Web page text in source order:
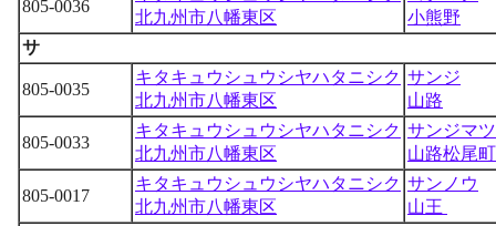
805-0036
北九州市八幡東区
小熊野
サ
805-0035
キタキュウシュウシヤハタニシク
北九州市八幡東区
サンジ
山路
805-0033
キタキュウシュウシヤハタニシク
北九州市八幡東区
サンジマ
山路松尾町
805-0017
キタキュウシュウシヤハタニシク
北九州市八幡東区
サンノウ
山王